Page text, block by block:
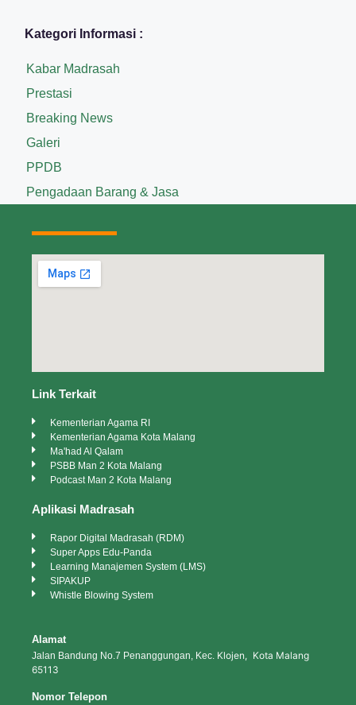
Kategori Informasi :
Kabar Madrasah
Prestasi
Breaking News
Galeri
PPDB
Pengadaan Barang & Jasa
Link Terkait
Kementerian Agama RI
Kementerian Agama Kota Malang
Ma'had Al Qalam
PSBB Man 2 Kota Malang
Podcast Man 2 Kota Malang
Aplikasi Madrasah
Rapor Digital Madrasah (RDM)
Super Apps Edu-Panda
Learning Manajemen System (LMS)
SIPAKUP
Whistle Blowing System
Alamat
Jalan Bandung No.7 Penanggungan, Kec. Klojen, Kota Malang
65113
Nomor Telepon